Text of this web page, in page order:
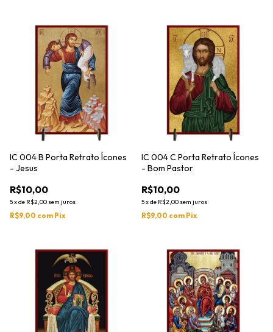
IC 004 B Porta Retrato Ícones
- Jesus
R$10,00
5xde R$2,00 sem juros
R$9,00 com Pix
IC 004 C Porta Retrato Ícones
- Bom Pastor
R$10,00
5xde R$2,00 sem juros
R$9,00 com Pix